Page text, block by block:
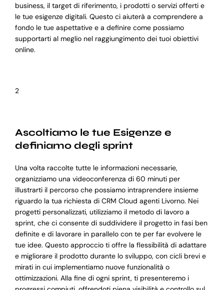
business, il target di riferimento, i prodotti o servizi offerti e
le tue esigenze digitali. Questo ci aiuterà a comprendere a
fondo le tue aspettative e a definire come possiamo
supportarti al meglio nel raggiungimento dei tuoi obiettivi
online.
2
Ascoltiamo le tue Esigenze e
definiamo degli sprint
Una volta raccolte tutte le informazioni necessarie,
organizziamo una videoconferenza di 60 minuti per
illustrarti il percorso che possiamo intraprendere insieme
riguardo la tua richiesta di CRM Cloud agenti Livorno. Nei
progetti personalizzati, utilizziamo il metodo di lavoro a
sprint, che ci consente di suddividere il progetto in fasi ben
definite e di lavorare in parallelo con te per far evolvere le
tue idee. Questo approccio ti offre la flessibilità di adattare
e migliorare il prodotto durante lo sviluppo, con cicli brevi e
mirati in cui implementiamo nuove funzionalità o
ottimizzazioni. Alla fine di ogni sprint, ti presenteremo i